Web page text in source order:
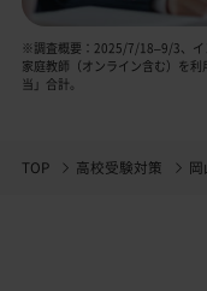
※調査概要：2025/7/18–9/3、イ
家庭教師（オンライン含む）を
当」合計。
TOP 高校受験対策